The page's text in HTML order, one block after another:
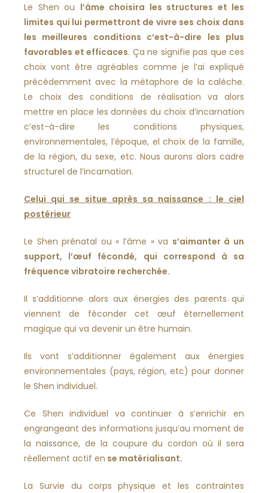
Le Shen ou l’âme choisira les structures et les
limites qui lui permettront de vivre ses choix dans
les meilleures conditions c’est-à-dire les plus
favorables et efficaces. Ça ne signifie pas que ces
choix vont être agréables comme je l’ai expliqué
précédemment avec la métaphore de la calèche.
Le choix des conditions de réalisation va alors
mettre en place les données du choix d’incarnation
c’est-à-dire les conditions physiques,
environnementales, l’époque, el choix de la famille,
de la région, du sexe, etc. Nous aurons alors cadre
structurel de l’incarnation.
Celui qui se situe après sa naissance : le ciel
postérieur
Le Shen prénatal ou « l’âme » va s’aimanter à un
support, l’œuf fécondé, qui correspond à sa
fréquence vibratoire recherchée.
Il s’additionne alors aux énergies des parents qui
viennent de féconder cet œuf éternellement
magique qui va devenir un être humain.
Ils vont s’additionner également aux énergies
environnementales (pays, région, etc) pour donner
le Shen individuel.
Ce Shen individuel va continuer à s’enrichir en
engrangeant des informations jusqu’au moment de
la naissance, de la coupure du cordon où il sera
réellement actif en se matérialisant.
La Survie du corps physique et les contraintes